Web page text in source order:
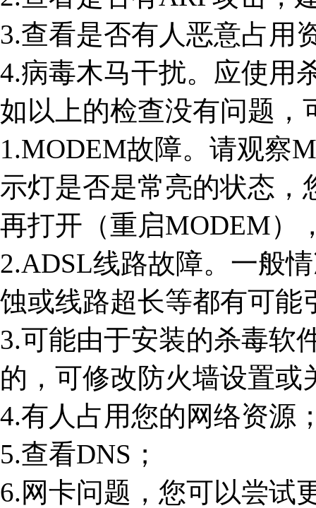
3.查看是否有人恶意占用
4.病毒木马干扰。应使用
如以上的检查没有问题，
1.MODEM故障。请观察
示灯是否是常亮的状态，
再打开（重启MODEM）
2.ADSL线路故障。一般
蚀或线路超长等都有可能
3.可能由于安装的杀毒软
的，可修改防火墙设置或
4.有人占用您的网络资源
5.查看DNS；
6.网卡问题，您可以尝试